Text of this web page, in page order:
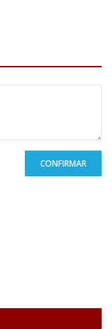
CONFIRMAR